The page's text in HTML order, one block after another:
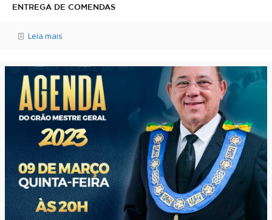
ENTREGA DE COMENDAS
Leia mais